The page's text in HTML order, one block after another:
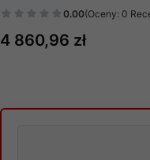
0.00(Oceny: 0
Cena
4 860,96 zł